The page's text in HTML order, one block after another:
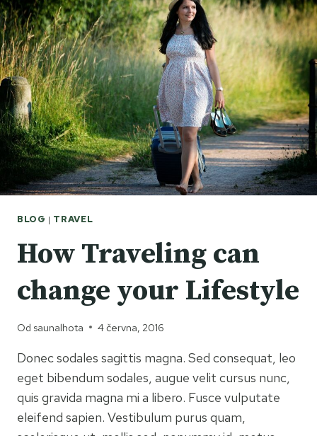
ONS
WHEN
YOU
BOOK
BLOG | TRAVEL
How Traveling can
change your Lifestyle
Od saunalhota 4 června, 2016
Donec sodales sagittis magna. Sed consequat, leo
eget bibendum sodales, augue velit cursus nunc,
quis gravida magna mi a libero. Fusce vulputate
eleifend sapien. Vestibulum purus quam,